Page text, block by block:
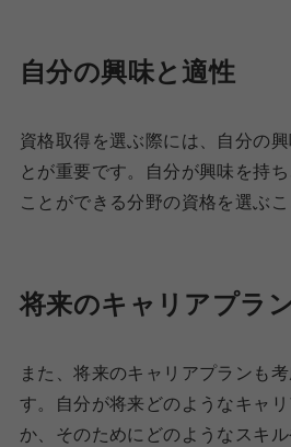
自分の興味と適性
資格取得を選ぶ際には、自分の
とが重要です。自分が興味を持
ことができる分野の資格を選ぶこ
将来のキャリアプラ
また、将来のキャリアプランも
す。自分が将来どのようなキャ
か、そのためにどのようなスキ